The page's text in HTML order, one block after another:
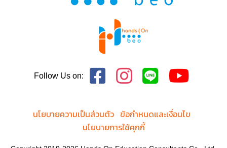
Follow Us on:
นโยบายความเป็นส่วนตัว ข้อกำหนดและเงื่อนไข
นโยบายการใช้คุกกี้